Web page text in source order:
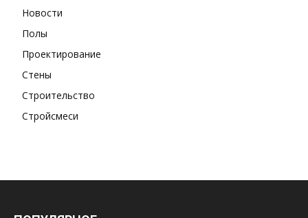
Новости
Полы
Проектирование
Стены
Строительство
Стройсмеси